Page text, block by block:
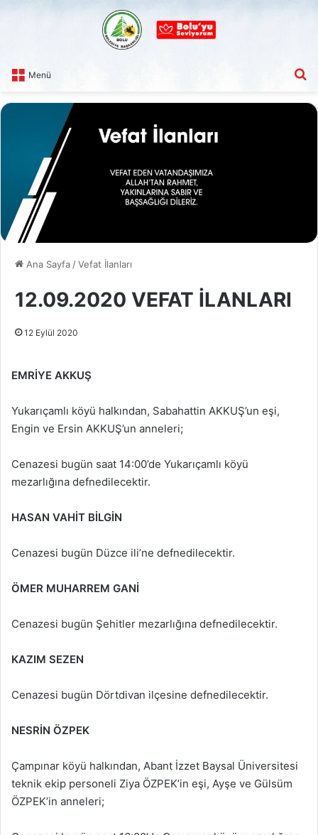
Menü
Ana Sayfa /Vefat İlanları
12.09.2020 VEFAT İLANLARI
12 Eylül 2020
EMRİYE AKKUŞ
Yukarıçamlı köyü halkından, Sabahattin AKKUŞ’un eşi,
Engin ve Ersin AKKUŞ’un anneleri;
Cenazesi bugün saat 14:00’de Yukarıçamlı köyü
mezarlığına defnedilecektir.
HASAN VAHİT BİLGİN
Cenazesi bugün Düzce ili’ne defnedilecektir.
ÖMER MUHARREM GANİ
Cenazesi bugün Şehitler mezarlığına defnedilecektir.
KAZIM SEZEN
Cenazesi bugün Dörtdivan ilçesine defnedilecektir.
NESRİN ÖZPEK
Çampınar köyü halkından, Abant İzzet Baysal Üniversitesi
teknik ekip personeli Ziya ÖZPEK’in eşi, Ayşe ve Gülsüm
ÖZPEK’in anneleri;